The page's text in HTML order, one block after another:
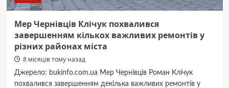
Мер Чернівців Клічук похвалився
завершенням кількох важливих ремонтів у
різних районах міста
8 місяців тому назад
Джерело: bukinfo.com.ua Мер Чернівців Роман Клічук
похвалився завершенням декілька важливих ремонтів у